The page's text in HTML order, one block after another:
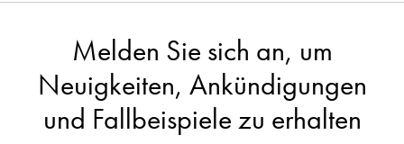
Melden Sie sich an, um
Neuigkeiten, Ankündigungen
und Fallbeispiele zu erhalten